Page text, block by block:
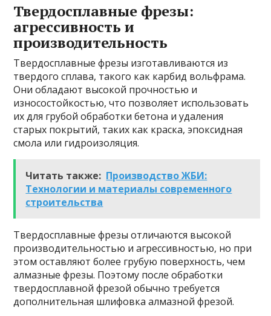
Твердосплавные фрезы:
агрессивность и
производительность
Твердосплавные фрезы изготавливаются из
твердого сплава, такого как карбид вольфрама.
Они обладают высокой прочностью и
износостойкостью, что позволяет использовать
их для грубой обработки бетона и удаления
старых покрытий, таких как краска, эпоксидная
смола или гидроизоляция.
Читать также: Производство ЖБИ:
Технологии и материалы современного
строительства
Твердосплавные фрезы отличаются высокой
производительностью и агрессивностью, но при
этом оставляют более грубую поверхность, чем
алмазные фрезы. Поэтому после обработки
твердосплавной фрезой обычно требуется
дополнительная шлифовка алмазной фрезой.